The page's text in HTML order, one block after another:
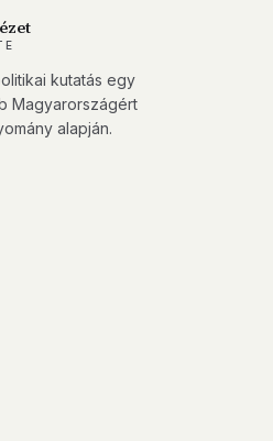
kutatás egy
Magyarországért
alapján.